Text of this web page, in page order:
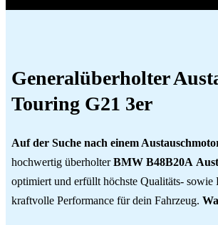
Generalüberholter
Touring G21 3er
Auf der Suche nach einem
hochwertig überholterBMW B48B20A
optimiert und erfüllt höchste Qualitäts- sowie
kraftvolle Performance für dein Fahrzeug.